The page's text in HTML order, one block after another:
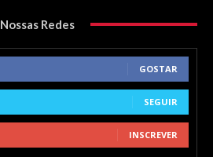
Nossas Redes
GOSTAR
SEGUIR
INSCREVER